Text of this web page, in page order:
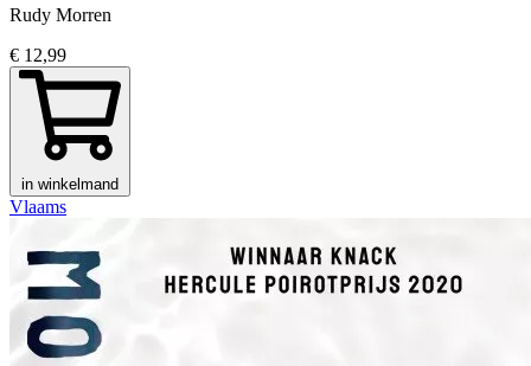
Rudy Morren
€ 12,99
in winkelmand
Vlaams